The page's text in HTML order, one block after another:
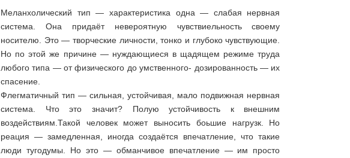
Меланхолический тип — характеристика одна — слабая нервная
система. Она придаёт невероятную чувствиельность своему
носителю. Это — творческие личности, тонко и глубоко чувствующие.
Но по этой же причине — нуждающиеся в щадящем режиме труда
любого типа — от физического до умственного- дозированность — их
спасение.
Флегматичный тип — сильная, устойчивая, мало подвижная нервная
система. Что это значит? Полую устойчивость к внешним
воздействиям.Такой человек может выносить боьшие нагрузк. Но
реация — замедленная, иногда создаётся впечатление, что такие
люди тугодумы. Но это — обманчивое впечатление — им просто